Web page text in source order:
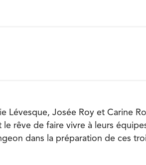
Lévesque, Josée Roy et Carine
rêve de faire vivre à leurs
dans la préparation de ces